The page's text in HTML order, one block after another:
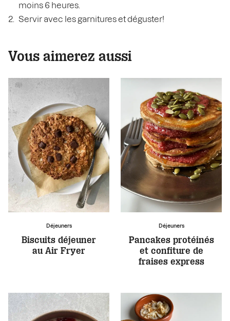
moins 6 heures.
Servir avec les garnitures et déguster!
Vous aimerez aussi
Déjeuners
Biscuits déjeuner
au Air Fryer
Déjeuners
Pancakes protéinés
et confiture de
fraises express